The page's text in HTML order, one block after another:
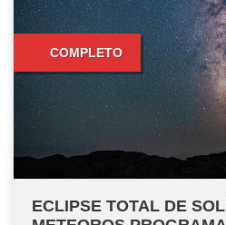
COMPLETO
ECLIPSE TOTAL DE